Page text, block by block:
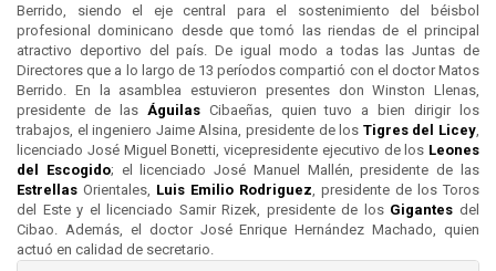
Berrido, siendo el eje central para el sostenimiento del béisbol
profesional dominicano desde que tomó las riendas de el principal
atractivo deportivo del país. De igual modo a todas las Juntas de
Directores que a lo largo de 13 períodos compartió con el doctor Matos
Berrido. En la asamblea estuvieron presentes don Winston Llenas,
presidente de las ÁguilasCibaeñas, quien tuvo a bien dirigir los
trabajos, el ingeniero Jaime Alsina, presidente de los Tigres del Licey
licenciado José Miguel Bonetti, vicepresidente ejecutivo de los Leones
del Escogido; el licenciado José Manuel Mallén, presidente de las
Estrellas Orientales, Luis Emilio Rodriguez , presidente de los Toros
del Este y el licenciado Samir Rizek, presidente de los Gigantes del
Cibao. Además, el doctor José Enrique Hernández Machado, quien
actuó en calidad de secretario.